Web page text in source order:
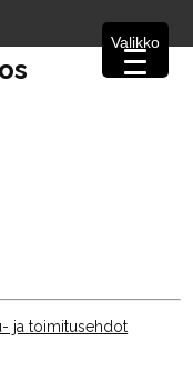
ja toimitusehdot
Valikko